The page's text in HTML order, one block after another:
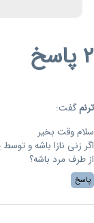
2 پاسخ
ترنمگفت:
سلام وقت بخیر
اگر زنی نازا باشه و
از طرف مرد باشه؟
پاسخ